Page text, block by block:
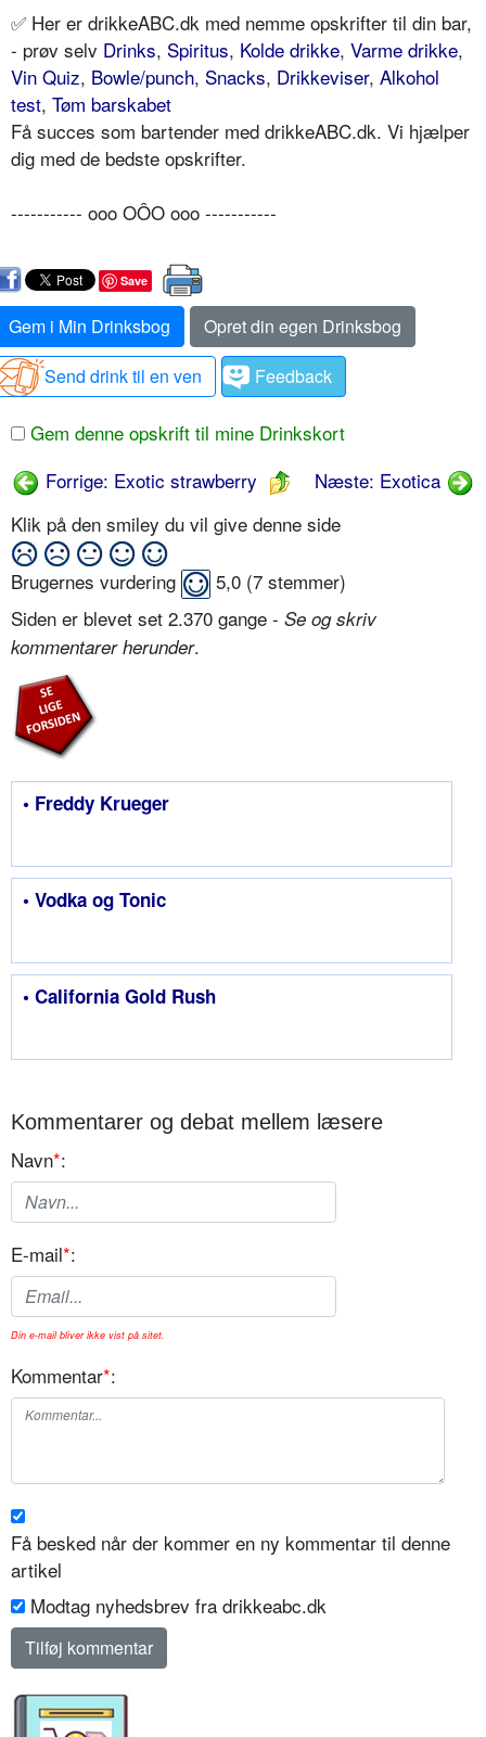
✅ Her er drikkeABC.dk med nemme opskrifter til din bar,
- prøv selv Drinks, Spiritus, Kolde drikke, Varme drikke,
Vin Quiz, Bowle/punch, Snacks, Drikkeviser, Alkohol
test, Tøm barskabet
Få succes som bartender med drikkeABC.dk. Vi hjælper
dig med de bedste opskrifter.
----------- ooo OÔO ooo -----------
Save
Gem i Min Drinksbog
Opret din egen Drinksbog
Send drink til en ven
Feedback
Gem denne opskrift til mine Drinkskort
Forrige: Exotic strawberry
Næste: Exotica
Klik på den smiley du vil give denne side
Brugernes vurdering 5,0 (7 stemmer)
Siden er blevet set 2.370 gange - Se og skriv
kommentarer herunder.
• Freddy Krueger
• Vodka og Tonic
• California Gold Rush
Kommentarer og debat mellem læsere
Navn*:
E-mail*:
Din e-mail bliver ikke vist på sitet.
Kommentar*:
Få besked når der kommer en ny kommentar til denne
artikel
Modtag nyhedsbrev fra drikkeabc.dk